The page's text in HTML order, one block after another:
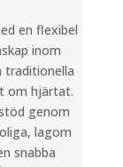
en flexibel
inom
traditionella
om hjärtat.
genom
lagom
snabba